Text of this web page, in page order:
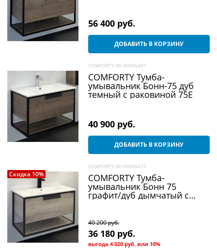
56 400 руб.
ДОБАВИТЬ В КОРЗИНУ
COMFORTY 00-00006487
COMFORTY Тумба-
умывальник Бонн-75 дуб
темный с раковиной 75E
40 900 руб.
ДОБАВИТЬ В КОРЗИНУ
Скидка 10%
COMFORTY 00-00008475
COMFORTY Тумба-
умывальник Бонн 75
графит/дуб дымчатый с
40 200 руб.
36 180 руб.
выгода4 020 руб. или 10%